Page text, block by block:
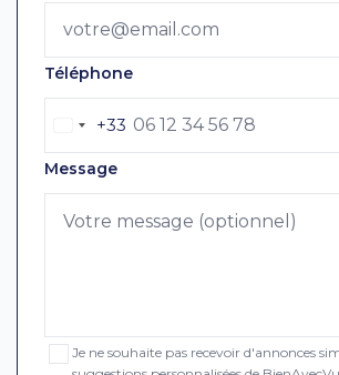
Téléphone
+33
Message
Je ne souhaite pas recevoir d'annonces